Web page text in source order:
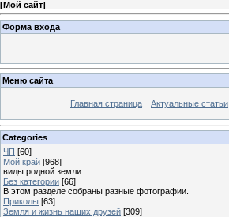
[Мой сайт]
Форма входа
Меню сайта
Главная страница Актуальные статьи
Categories
ЧП [60]
Мой край [968]
виды родной земли
Без категории [66]
В этом разделе собраны разные фотографии.
Приколы [63]
Земля и жизнь наших друзей [309]